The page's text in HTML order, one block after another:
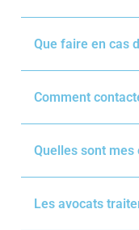
Que faire en cas
Comment
Quelles sont mes
Les avocats